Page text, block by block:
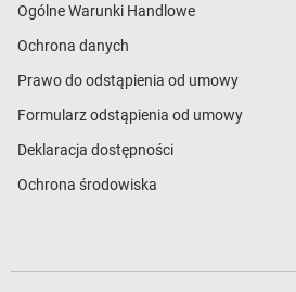
Ogólne Warunki Handlowe
Ochrona danych
Prawo do odstąpienia od umowy
Formularz odstąpienia od umowy
Deklaracja dostępności
Ochrona środowiska